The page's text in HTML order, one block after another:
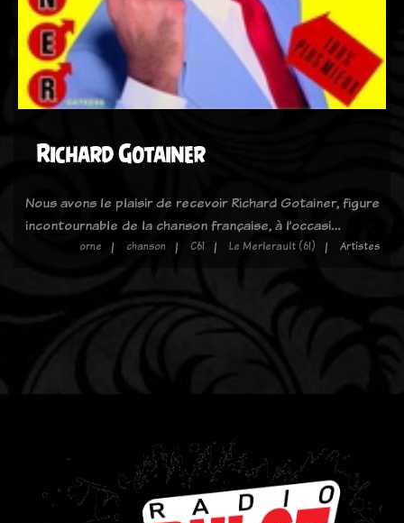
Richard Gotainer
Nous avons le plaisir de recevoir Richard Gotainer, figure
incontournable de la chanson française, à l’occasi…
orne chanson C61 Le Merlerault (61) Artistes